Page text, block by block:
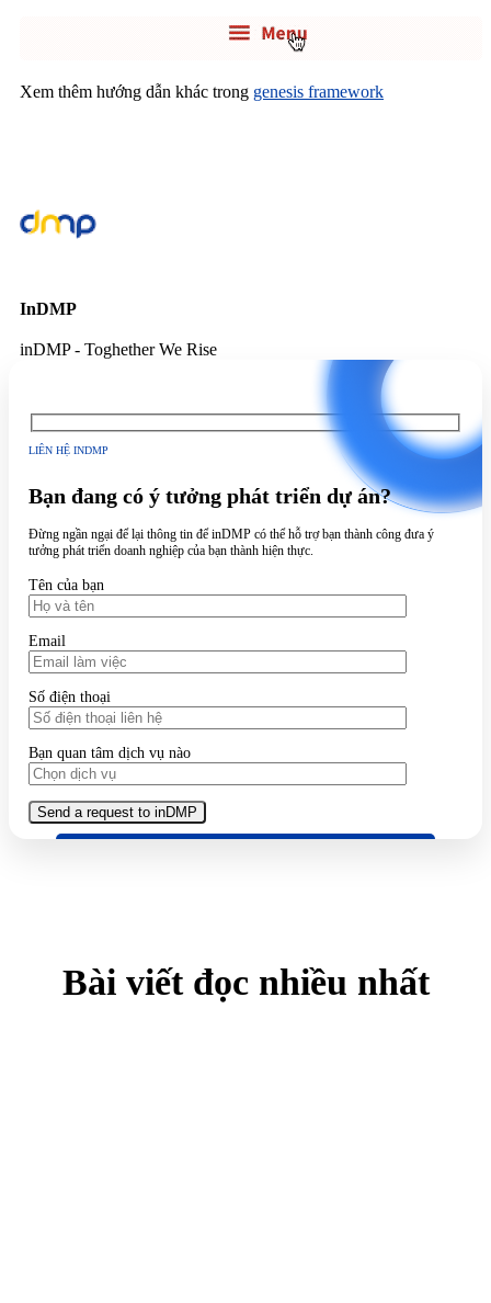
Xem thêm hướng dẫn khác trong genesis framework
InDMP
inDMP - Toghether We Rise
LIÊN HỆ INDMP
Bạn đang có ý tưởng phát triển dự án?
Đừng ngần ngại để lại thông tin để inDMP có thể hỗ trợ bạn thành công đưa ý
tưởng phát triển doanh nghiệp của bạn thành hiện thực.
Tên của bạn
Email
Số điện thoại
Bạn quan tâm dịch vụ nào
Bài viết đọc nhiều nhất